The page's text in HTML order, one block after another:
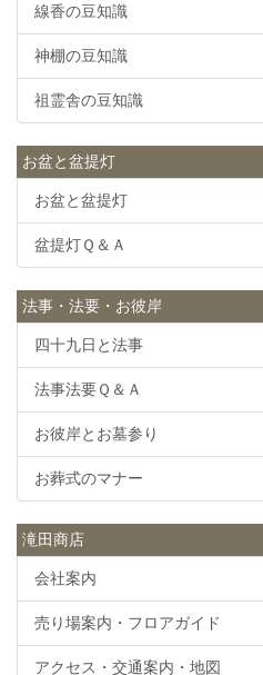
線香の豆知識
神棚の豆知識
祖霊舎の豆知識
お盆と盆提灯
お盆と盆提灯
盆提灯Ｑ＆Ａ
法事・法要・お彼岸
四十九日と法事
法事法要Ｑ＆Ａ
お彼岸とお墓参り
お葬式のマナー
滝田商店
会社案内
売り場案内・フロアガイド
アクセス・交通案内・地図